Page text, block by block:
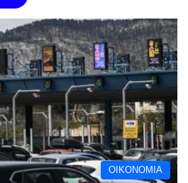
ΟΙΚΟΝΟΜΙΑ